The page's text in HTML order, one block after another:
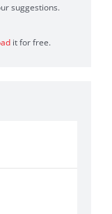
suggestions.
it for free.